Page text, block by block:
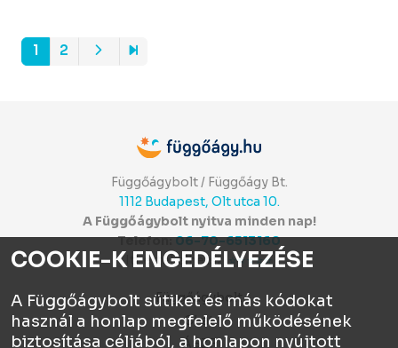
1 2
Függőágybolt / Függőágy Bt.
1112 Budapest, Olt utca 10.
A Függőágybolt nyitva minden nap!
Telefon:06-70-6513160
Itt értékelhetsz:⭐⭐⭐⭐⭐
Függőágybolt
Chat
ÁSZF
COOKIE-K ENGEDÉLYEZÉSE
A Függőágybolt sütiket és más kódokat
használ a honlap megfelelő működésének
biztosítása céljából, a honlapon nyújtott